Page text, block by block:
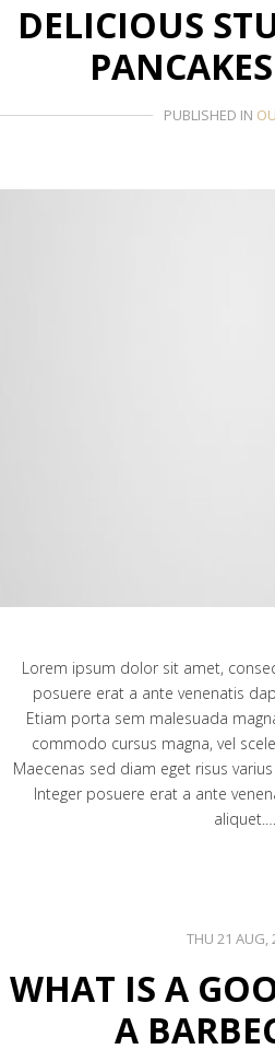
DELICIOUS
PUBLISHED IN
Lorem ipsum dolor sit amet,
posuere erat a ante venenatis
Etiam porta sem malesuada
commodo cursus magna, vel
Maecenas sed diam eget risus
Integer posuere erat a ante
aliquet.…
THU 21 AUG,
WHAT IS A
A